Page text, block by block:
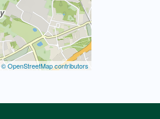
© OpenStreetMap contributors